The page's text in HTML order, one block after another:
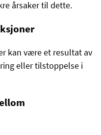
årsaker til dette.
kan være et resultat av
eller tilstoppelse i